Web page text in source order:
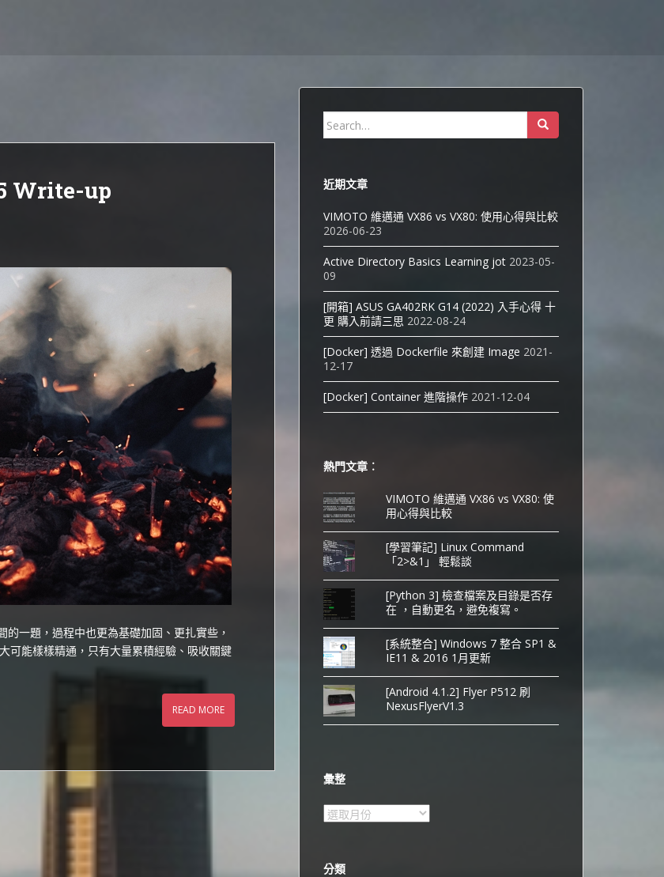
Write-up
一題，過程中也更為基礎加固、更扎實些，
可能樣樣精通，只有大量累積經驗、吸收關鍵
READ MORE
Search
for:
近期文章
VIMOTO 維邁通 VX86 vs VX80: 使用心得與比較
2026-06-23
Active Directory Basics Learning jot 2023-05-
09
[開箱] ASUS GA402RK G14 (2022) 入手心得 十
更 購入前請三思 2022-08-24
[Docker] 透過 Dockerfile 來創建 Image 2021-
12-17
[Docker] Container 進階操作 2021-12-04
熱門文章︰
VIMOTO 維邁通 VX86 vs VX80: 使
用心得與比較
[學習筆記] Linux Command
「2>&1」 輕鬆談
[Python 3] 檢查檔案及目錄是否存
在 ，自動更名，避免複寫。
[系統整合] Windows 7 整合 SP1 &
IE11 & 2016 1月更新
[Android 4.1.2] Flyer P512 刷
NexusFlyerV1.3
彙整
彙
分類